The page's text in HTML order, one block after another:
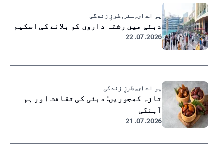
یو اے ای, سفر, طرزِ زندگی
دبئی میں رشتہ داروں کو بلانے کی اسکیم
2026. 07. 22
یو اے ای, طرزِ زندگی
تازہ کھجوریں: دبئی کی ثقافت اور ہم
آہنگی
2026. 07. 21